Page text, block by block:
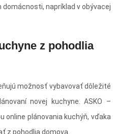
napríklad v obývacej
z pohodlia
možnosť vybavovať dôležité
novej kuchyne. ASKO –
online plánovania kuchýň, vďaka
z pohodlia domova.